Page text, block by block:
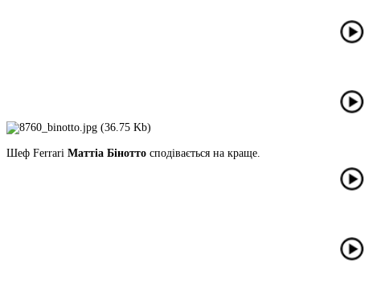
Шеф Ferrari Маттіа Бінотто сподівається на краще.